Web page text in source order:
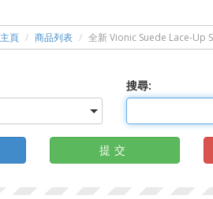
主頁 商品列表 全新 Vionic Suede Lace-Up
搜尋:
提交